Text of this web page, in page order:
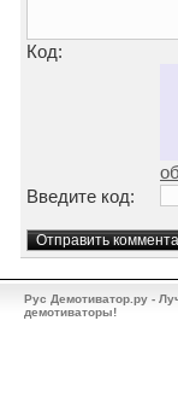
Код:
Введите код:
Рус Демотиватор.ру -
демотиваторы!